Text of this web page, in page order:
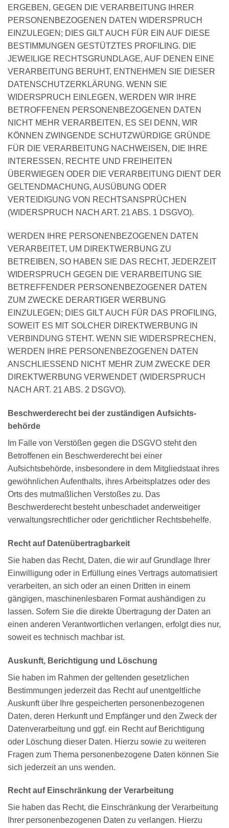
ERGEBEN, GEGEN DIE VERARBEITUNG IHRER
PERSONENBEZOGENEN DATEN WIDERSPRUCH
EINZULEGEN; DIES GILT AUCH FÜR EIN AUF DIESE
BESTIMMUNGEN GESTÜTZTES PROFILING. DIE
JEWEILIGE RECHTSGRUNDLAGE, AUF DENEN EINE
VERARBEITUNG BERUHT, ENTNEHMEN SIE DIESER
DATENSCHUTZERKLÄRUNG. WENN SIE
WIDERSPRUCH EINLEGEN, WERDEN WIR IHRE
BETROFFENEN PERSONENBEZOGENEN DATEN
NICHT MEHR VERARBEITEN, ES SEI DENN, WIR
KÖNNEN ZWINGENDE SCHUTZWÜRDIGE GRÜNDE
FÜR DIE VERARBEITUNG NACHWEISEN, DIE IHRE
INTERESSEN, RECHTE UND FREIHEITEN
ÜBERWIEGEN ODER DIE VERARBEITUNG DIENT DER
GELTENDMACHUNG, AUSÜBUNG ODER
VERTEIDIGUNG VON RECHTSANSPRÜCHEN
(WIDERSPRUCH NACH ART. 21 ABS. 1 DSGVO).
WERDEN IHRE PERSONENBEZOGENEN DATEN
VERARBEITET, UM DIREKTWERBUNG ZU
BETREIBEN, SO HABEN SIE DAS RECHT, JEDERZEIT
WIDERSPRUCH GEGEN DIE VERARBEITUNG SIE
BETREFFENDER PERSONENBEZOGENER DATEN
ZUM ZWECKE DERARTIGER WERBUNG
EINZULEGEN; DIES GILT AUCH FÜR DAS PROFILING,
SOWEIT ES MIT SOLCHER DIREKTWERBUNG IN
VERBINDUNG STEHT. WENN SIE WIDERSPRECHEN,
WERDEN IHRE PERSONENBEZOGENEN DATEN
ANSCHLIESSEND NICHT MEHR ZUM ZWECKE DER
DIREKTWERBUNG VERWENDET (WIDERSPRUCH
NACH ART. 21 ABS. 2 DSGVO).
Beschwerde­recht bei der zuständigen Aufsichts­
behörde
Im Falle von Verstößen gegen die DSGVO steht den
Betroffenen ein Beschwerderecht bei einer
Aufsichtsbehörde, insbesondere in dem Mitgliedstaat ihres
gewöhnlichen Aufenthalts, ihres Arbeitsplatzes oder des
Orts des mutmaßlichen Verstoßes zu. Das
Beschwerderecht besteht unbeschadet anderweitiger
verwaltungsrechtlicher oder gerichtlicher Rechtsbehelfe.
Recht auf Daten­übertrag­barkeit
Sie haben das Recht, Daten, die wir auf Grundlage Ihrer
Einwilligung oder in Erfüllung eines Vertrags automatisiert
verarbeiten, an sich oder an einen Dritten in einem
gängigen, maschinenlesbaren Format aushändigen zu
lassen. Sofern Sie die direkte Übertragung der Daten an
einen anderen Verantwortlichen verlangen, erfolgt dies nur,
soweit es technisch machbar ist.
Auskunft, Berichtigung und Löschung
Sie haben im Rahmen der geltenden gesetzlichen
Bestimmungen jederzeit das Recht auf unentgeltliche
Auskunft über Ihre gespeicherten personenbezogenen
Daten, deren Herkunft und Empfänger und den Zweck der
Datenverarbeitung und ggf. ein Recht auf Berichtigung
oder Löschung dieser Daten. Hierzu sowie zu weiteren
Fragen zum Thema personenbezogene Daten können Sie
sich jederzeit an uns wenden.
Recht auf Einschränkung der Verarbeitung
Sie haben das Recht, die Einschränkung der Verarbeitung
Ihrer personenbezogenen Daten zu verlangen. Hierzu